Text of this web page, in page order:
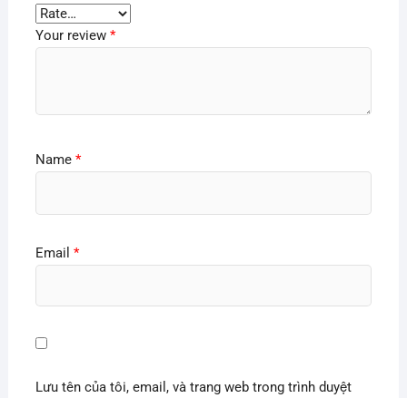
Your review *
Name *
Email *
Lưu tên của tôi, email, và trang web trong trình duyệt